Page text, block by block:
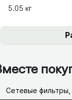
5.05 кг
Сетевые фильтры,